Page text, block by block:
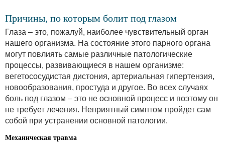
Причины, по которым болит под глазом
Глаза – это, пожалуй, наиболее чувствительный орган
нашего организма. На состояние этого парного органа
могут повлиять самые различные патологические
процессы, развивающиеся в нашем организме:
вегетососудистая дистония, артериальная гипертензия,
новообразования, простуда и другое. Во всех случаях
боль под глазом – это не основной процесс и поэтому он
не требует лечения. Неприятный симптом пройдет сам
собой при устранении основной патологии.
Механическая травма